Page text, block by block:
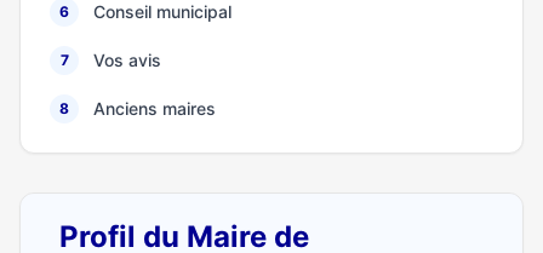
6 Conseil municipal
7 Vos avis
8 Anciens maires
Profil du Maire de